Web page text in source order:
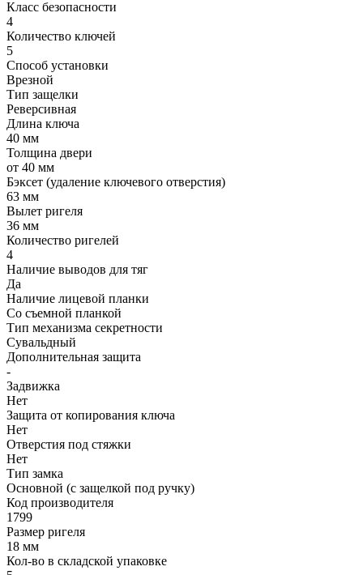
Класс безопасности
4
Количество ключей
5
Способ установки
Врезной
Тип защелки
Реверсивная
Длина ключа
40 мм
Толщина двери
от 40 мм
Бэксет (удаление ключевого отверстия)
63 мм
Вылет ригеля
36 мм
Количество ригелей
4
Наличие выводов для тяг
Да
Наличие лицевой планки
Со съемной планкой
Тип механизма секретности
Сувальдный
Дополнительная защита
-
Задвижка
Нет
Защита от копирования ключа
Нет
Отверстия под стяжки
Нет
Тип замка
Основной (с защелкой под ручку)
Код производителя
1799
Размер ригеля
18 мм
Кол-во в складской упаковке